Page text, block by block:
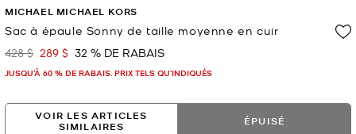
MICHAEL MICHAEL KORS
Sac à épaule Sonny de taille moyenne en cuir
était
428 $ maintenant
289 $ 32 % DE RABAIS
JUSQU’À 60 % DE RABAIS. PRIX TELS QU'INDIQUÉS
VOIR LES ARTICLES
SIMILAIRES
ÉPUISÉ